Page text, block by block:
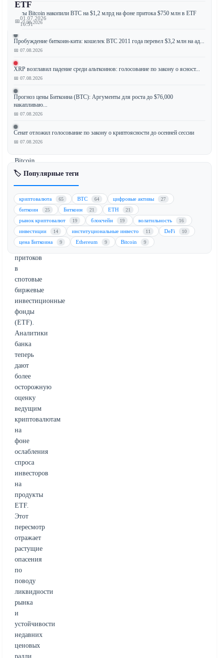
ETF
📅01.07.2026
16:51
Citi
значительно
свои
12-
месячные
ценовые
прогнозы
Bitcoin
(BTC)
Ethereum
(ETH),
ссылаясь
на
резкое
сокращение
притоков
в
спотовые
биржевые
инвестиционные
фонды
(ETF).
Аналитики
банка
теперь
дают
более
осторожную
оценку
ведущим
криптовалютам
на
фоне
ослабления
спроса
инвесторов
на
продукты
ETF.
Этот
пересмотр
отражает
растущие
опасения
по
поводу
ликвидности
рынка
и
устойчивости
недавних
ценовых
ралли
Киты Bitcoin накопили BTC на $1,2 млрд на фоне притока $750 млн в ETF
📅 07.08.2026
Пробуждение биткоин-кита: кошелек BTC 2011 года перевел $3,2 млн на ад...
📅 07.08.2026
XRP возглавил падение среди альткоинов: голосование по закону о ясност...
📅 07.08.2026
Прогноз цены Биткоина (BTC): Аргументы для роста до $76,000
накапливаю...
📅 07.08.2026
Сенат отложил голосование по закону о криптоясности до осенней сессии
📅 07.08.2026
🏷️ Популярные теги
криптовалюта 65 BTC 64 цифровые активы 27
биткоин 25 Биткоин 21 ETH 21
рынок криптовалют 19 блокчейн 19 волатильность 16
инвестиции 14 институциональные инвесто 11 DeFi 10
цена Биткоина 9 Ethereum 9 Bitcoin 9